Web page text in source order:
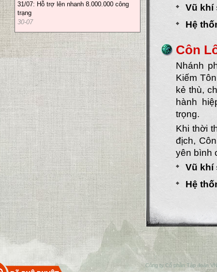
31/07: Hỗ trợ lên nhanh 8.000.000 công
trạng
30-07
Vũ khí
Hệ
Côn
Nhánh
Kiếm
kẻ thù,
hành
trọng.
Khi thời
địch,
yên bình
Vũ khí
Hệ
Công ty Cổ phần Tập đoàn